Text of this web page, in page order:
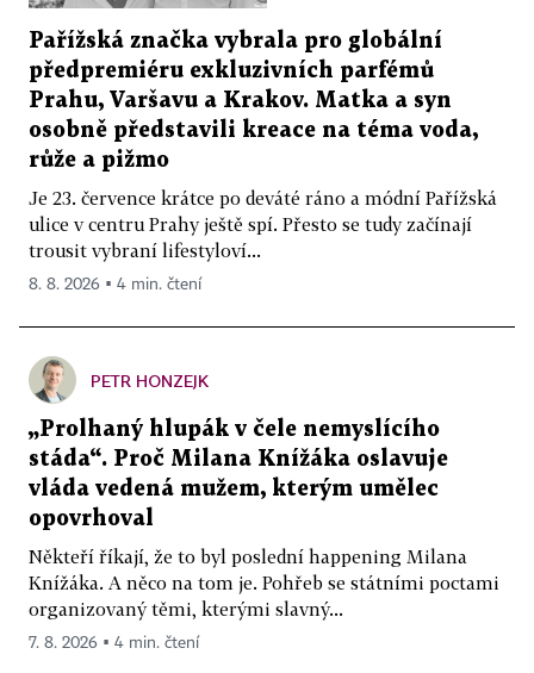
Pařížská značka vybrala pro globální
předpremiéru exkluzivních parfémů
Prahu, Varšavu a Krakov. Matka a syn
osobně představili kreace na téma voda,
růže a pižmo
Je 23. července krátce po deváté ráno a módní Pařížská
ulice v centru Prahy ještě spí. Přesto se tudy začínají
trousit vybraní lifestyloví...
8. 8. 2026 ▪ 4 min. čtení
PETR HONZEJK
„Prolhaný hlupák v čele nemyslícího
stáda“. Proč Milana Knížáka oslavuje
vláda vedená mužem, kterým umělec
opovrhoval
Někteří říkají, že to byl poslední happening Milana
Knížáka. A něco na tom je. Pohřeb se státními poctami
organizovaný těmi, kterými slavný...
7. 8. 2026 ▪ 4 min. čtení